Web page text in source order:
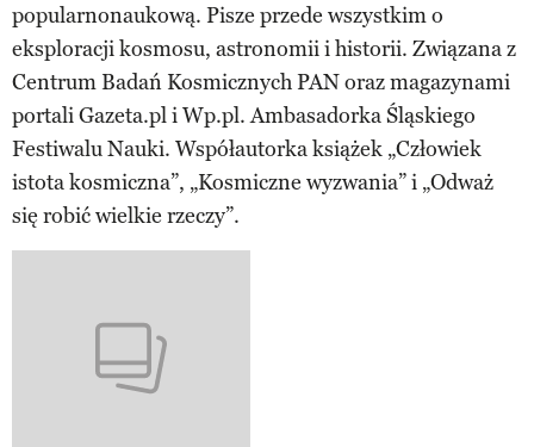
popularnonaukową. Pisze przede wszystkim o
eksploracji kosmosu, astronomii i historii. Związana z
Centrum Badań Kosmicznych PAN oraz magazynami
portali Gazeta.pl i Wp.pl. Ambasadorka Śląskiego
Festiwalu Nauki. Współautorka książek „Człowiek
istota kosmiczna”, „Kosmiczne wyzwania” i „Odważ
się robić wielkie rzeczy”.